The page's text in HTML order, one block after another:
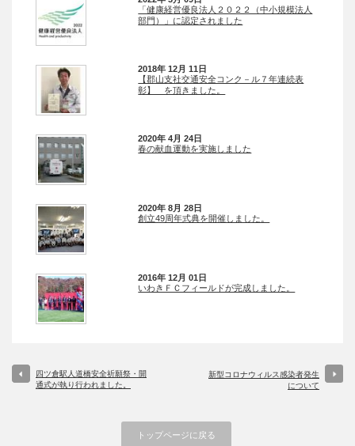
「健康経営優良法人２０２２（中小規模法人
部門）」に認定されました
2018年 12月 11日
【郡山支社交通安全コンク－ル７年連続表
彰】 を頂きました。
2020年 4月 24日
春の献血運動を実施しました
2020年 8月 28日
創立49周年式典を開催しました。
2016年 12月 01日
いわきＦＣフィールドが完成しました。
四ツ倉駅人道橋安全祈願祭・開
通式が執り行われました。
新型コロナウィルス感染者発生
について
トップページに戻る